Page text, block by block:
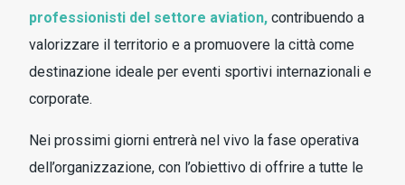
professionisti del settore aviation, contribuendo a
valorizzare il territorio e a promuovere la città come
destinazione ideale per eventi sportivi internazionali e
corporate.
Nei prossimi giorni entrerà nel vivo la fase operativa
dell’organizzazione, con l’obiettivo di offrire a tutte le